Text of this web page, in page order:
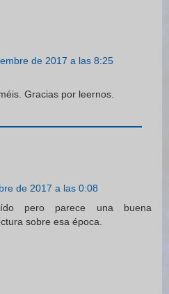
de 2017 a las 8:25
Gracias por leernos.
de 2017 a las 0:08
pero parece una buena
sobre esa época.